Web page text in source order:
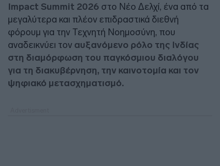
Impact Summit 2026 στο Νέο Δελχί, ένα από τα
μεγαλύτερα και πλέον επιδραστικά διεθνή
φόρουμ για την Τεχνητή Νοημοσύνη, που
αναδεικνύει τον αυξανόμενο ρόλο της Ινδίας
στη διαμόρφωση του παγκόσμιου διαλόγου
για τη διακυβέρνηση, την καινοτομία και τον
ψηφιακό μετασχηματισμό.